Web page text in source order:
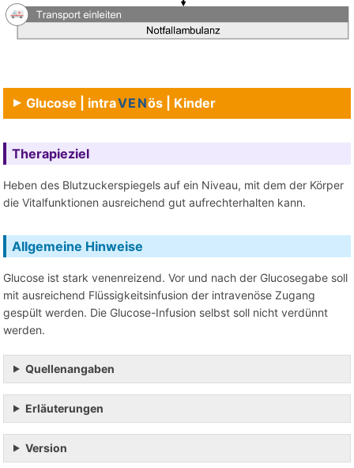
Glucose | intraVENös | Kinder
Therapieziel
Heben des Blutzuckerspiegels auf ein Niveau, mit dem der Körper
die Vitalfunktionen ausreichend gut aufrechterhalten kann.
Allgemeine Hinweise
Glucose ist stark venenreizend. Vor und nach der Glucosegabe soll
mit ausreichend Flüssigkeitsinfusion der intravenöse Zugang
gespült werden. Die Glucose-Infusion selbst soll nicht verdünnt
werden.
Quellenangaben
Erläuterungen
Version